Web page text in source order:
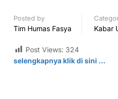
Posted by
Tim Humas Fasya Kabar
Post Views: 324
selengkapnya klik di sini …